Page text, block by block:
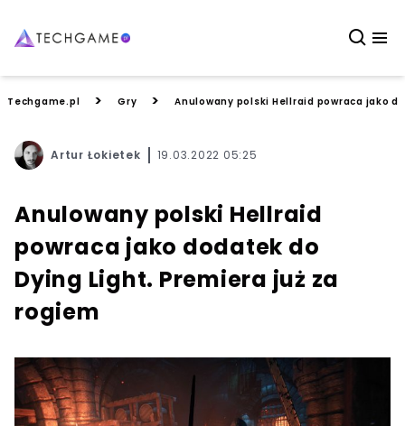
Techgame.pl > Gry > Anulowany polski Hellraid powraca jako
Artur Łokietek 19.03.2022 05:25
Anulowany polski Hellraid
powraca jako dodatek do
Dying Light. Premiera już za
rogiem